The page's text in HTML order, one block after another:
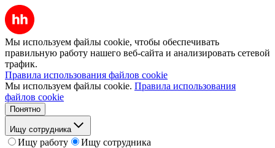
Мы используем файлы cookie, чтобы обеспечивать
правильную работу нашего веб-сайта и анализировать сетевой
трафик.
Правила использования файлов cookie
Мы используем файлы cookie. Правила использования
файлов cookie
Понятно
Ищу сотрудника
Ищу работу
Ищу сотрудника